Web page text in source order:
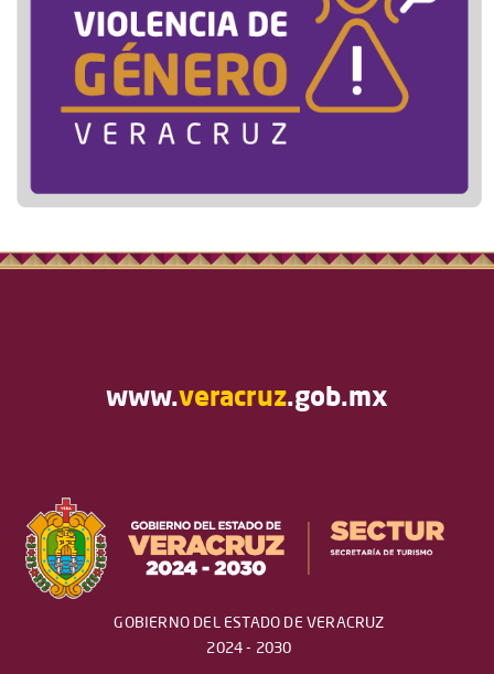
www.veracruz.gob.mx
GOBIERNO DEL ESTADO DE VERACRUZ
2024 - 2030